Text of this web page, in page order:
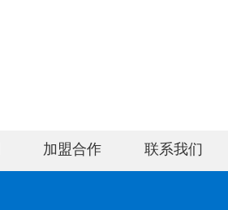
加盟合作 联系我们